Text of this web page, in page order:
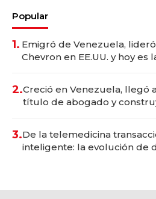
Popular
1. Emigró de Venezuela,
Chevron en EE.UU. y hoy es
2.Creció en Venezuela, llegó
título de abogado y
3.De la telemedicina
inteligente: la evolución de